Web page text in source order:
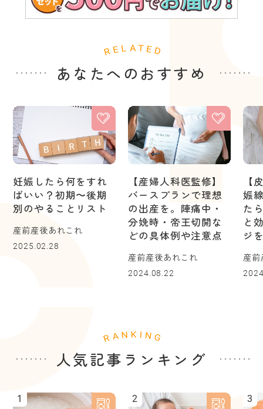
あなたへのおすすめ
妊娠したら何をすれ
ばいい？初期〜後期
別のやることリスト
産前産後あれこれ
2025.02.28
【産婦人科医監修】
バースプランで理想
の出産を。陣痛中・
分娩時・帝王切開な
どの具体例や注意点
産前産後あれこれ
2024.08.22
【
娠
た
と
ジ
産
人気記事ランキング
1 2 3